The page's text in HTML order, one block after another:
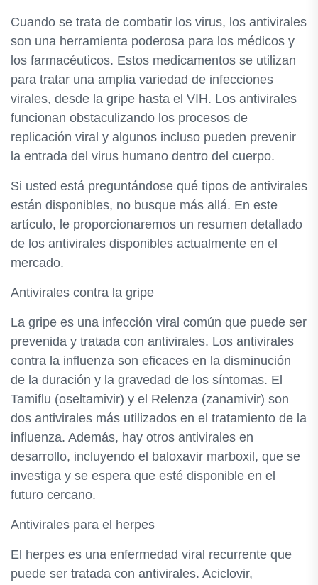
Cuando se trata de combatir los virus, los antivirales
son una herramienta poderosa para los médicos y
los farmacéuticos. Estos medicamentos se utilizan
para tratar una amplia variedad de infecciones
virales, desde la gripe hasta el VIH. Los antivirales
funcionan obstaculizando los procesos de
replicación viral y algunos incluso pueden prevenir
la entrada del virus humano dentro del cuerpo.
Si usted está preguntándose qué tipos de antivirales
están disponibles, no busque más allá. En este
artículo, le proporcionaremos un resumen detallado
de los antivirales disponibles actualmente en el
mercado.
Antivirales contra la gripe
La gripe es una infección viral común que puede ser
prevenida y tratada con antivirales. Los antivirales
contra la influenza son eficaces en la disminución
de la duración y la gravedad de los síntomas. El
Tamiflu (oseltamivir) y el Relenza (zanamivir) son
dos antivirales más utilizados en el tratamiento de la
influenza. Además, hay otros antivirales en
desarrollo, incluyendo el baloxavir marboxil, que se
investiga y se espera que esté disponible en el
futuro cercano.
Antivirales para el herpes
El herpes es una enfermedad viral recurrente que
puede ser tratada con antivirales. Aciclovir,